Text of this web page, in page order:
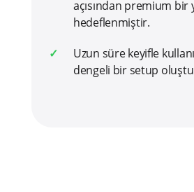
açısından premium bir
hedeflenmiştir.
Uzun süre keyifle
dengeli bir setup